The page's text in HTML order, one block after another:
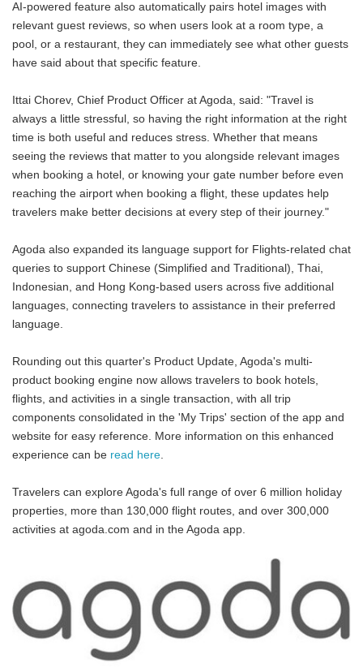
AI-powered feature also automatically pairs hotel images with
relevant guest reviews, so when users look at a room type, a
pool, or a restaurant, they can immediately see what other guests
have said about that specific feature.
Ittai Chorev, Chief Product Officer at Agoda, said: "Travel is
always a little stressful, so having the right information at the right
time is both useful and reduces stress. Whether that means
seeing the reviews that matter to you alongside relevant images
when booking a hotel, or knowing your gate number before even
reaching the airport when booking a flight, these updates help
travelers make better decisions at every step of their journey."
Agoda also expanded its language support for Flights-related chat
queries to support Chinese (Simplified and Traditional), Thai,
Indonesian, and Hong Kong-based users across five additional
languages, connecting travelers to assistance in their preferred
language.
Rounding out this quarter's Product Update, Agoda's multi-
product booking engine now allows travelers to book hotels,
flights, and activities in a single transaction, with all trip
components consolidated in the 'My Trips' section of the app and
website for easy reference. More information on this enhanced
experience can be read here.
Travelers can explore Agoda's full range of over 6 million holiday
properties, more than 130,000 flight routes, and over 300,000
activities at agoda.com and in the Agoda app.